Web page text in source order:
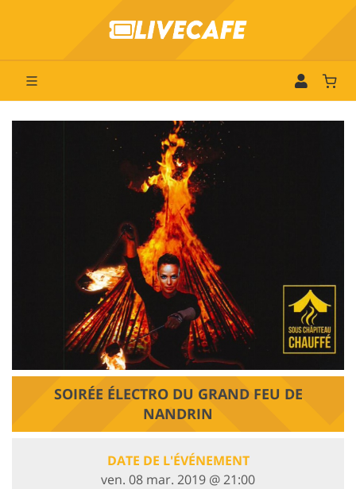
SOIRÉE ÉLECTRO DU GRAND FEU DE
NANDRIN
DATE DE L'ÉVÉNEMENT
ven. 08 mar. 2019 @ 21:00